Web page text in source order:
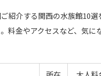
紹介する関西の水族館10
料金やアクセスなど、気に